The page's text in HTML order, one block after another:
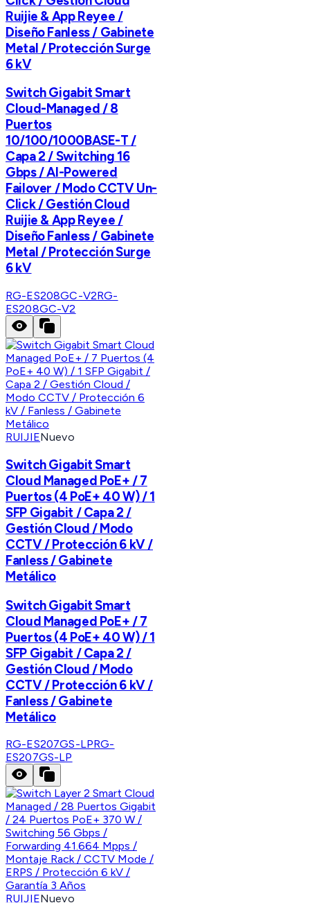
Ruijie & App Reyee /
Diseño Fanless / Gabinete
Metal / Protección Surge
6 kV
Switch Gigabit Smart
Cloud-Managed / 8
Puertos
10/100/1000BASE-T /
Capa 2 / Switching 16
Gbps / AI-Powered
Failover / Modo CCTV Un-
Click / Gestión Cloud
Ruijie & App Reyee /
Diseño Fanless / Gabinete
Metal / Protección Surge
6 kV
RG-ES208GC-V2RG-
ES208GC-V2
RUIJIENuevo
Switch Gigabit Smart
Cloud Managed PoE+ / 7
Puertos (4 PoE+ 40 W) / 1
SFP Gigabit / Capa 2 /
Gestión Cloud / Modo
CCTV / Protección 6 kV /
Fanless / Gabinete
Metálico
Switch Gigabit Smart
Cloud Managed PoE+ / 7
Puertos (4 PoE+ 40 W) / 1
SFP Gigabit / Capa 2 /
Gestión Cloud / Modo
CCTV / Protección 6 kV /
Fanless / Gabinete
Metálico
RG-ES207GS-LPRG-
ES207GS-LP
RUIJIENuevo